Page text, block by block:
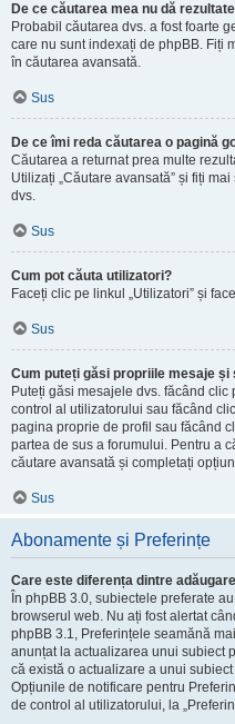
De ce căutarea mea nu dă
Probabil căutarea dvs. a fost foarte
care nu sunt indexați de phpBB. Fiți
în căutarea avansată.
Sus
De ce îmi reda căutarea o pagină
Căutarea a returnat prea multe
Utilizați „Căutare avansată” și fiți
dvs.
Sus
Cum pot căuta utilizatori?
Faceți clic pe linkul „Utilizatori” și
Sus
Cum puteți găsi propriile mesaje și
Puteți găsi mesajele dvs. făcând clic
control al utilizatorului sau făcând
pagina proprie de profil sau făcând
partea de sus a forumului. Pentru a
căutare avansată și completați
Sus
Abonamente și Preferințe
Care este diferența dintre
În phpBB 3.0, subiectele preferate
browserul web. Nu ați fost alertat
phpBB 3.1, Preferințele seamănă
anunțat la actualizarea unui subiect
că există o actualizare a unui
Opțiunile de notificare pentru
de control al utilizatorului, la